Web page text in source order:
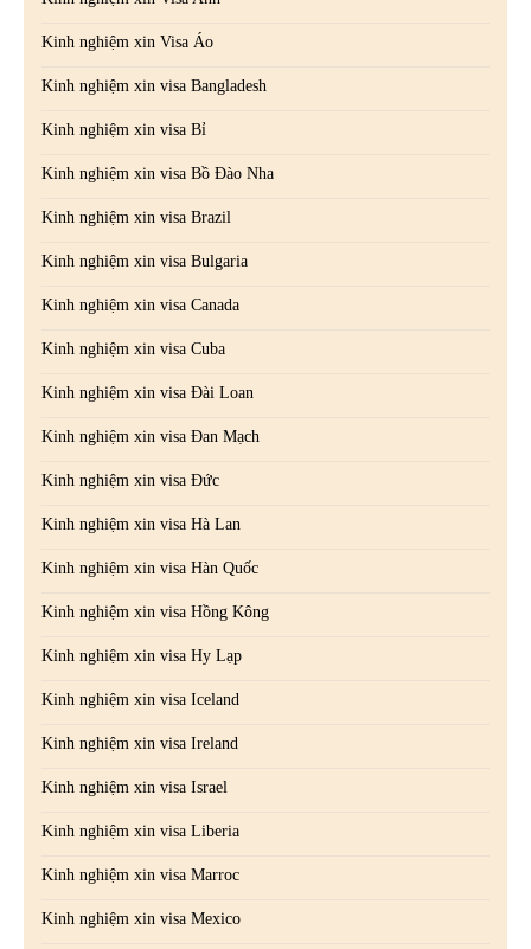
Kinh nghiệm xin Visa Áo
Kinh nghiệm xin visa Bangladesh
Kinh nghiệm xin visa Bỉ
Kinh nghiệm xin visa Bồ Đào Nha
Kinh nghiệm xin visa Brazil
Kinh nghiệm xin visa Bulgaria
Kinh nghiệm xin visa Canada
Kinh nghiệm xin visa Cuba
Kinh nghiệm xin visa Đài Loan
Kinh nghiệm xin visa Đan Mạch
Kinh nghiệm xin visa Đức
Kinh nghiệm xin visa Hà Lan
Kinh nghiệm xin visa Hàn Quốc
Kinh nghiệm xin visa Hồng Kông
Kinh nghiệm xin visa Hy Lạp
Kinh nghiệm xin visa Iceland
Kinh nghiệm xin visa Ireland
Kinh nghiệm xin visa Israel
Kinh nghiệm xin visa Liberia
Kinh nghiệm xin visa Marroc
Kinh nghiệm xin visa Mexico